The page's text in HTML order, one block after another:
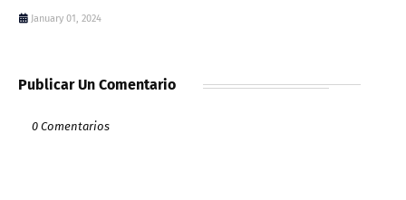
January 01, 2024
Publicar Un Comentario
0 Comentarios